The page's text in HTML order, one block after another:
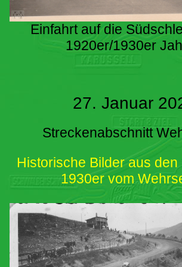
Einfahrt auf die
1920er/1930er
27. Januar
Streckenabschnitt
Historische Bilder aus
1930er vom